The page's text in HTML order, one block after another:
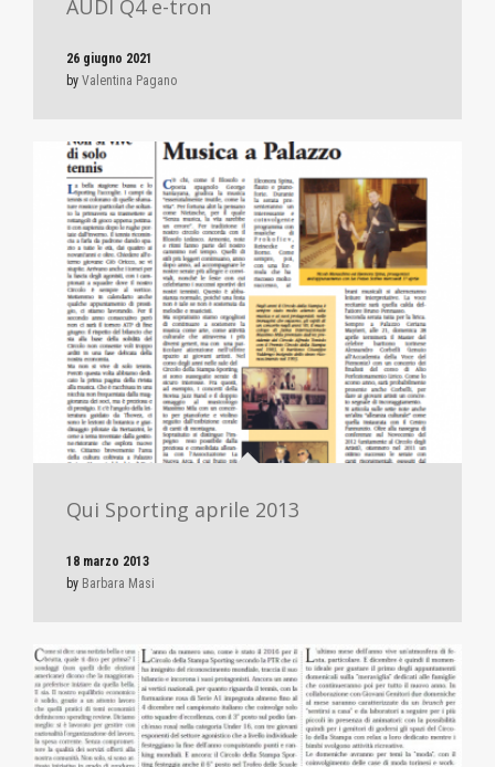
AUDI Q4 e-tron
26 giugno 2021
by Valentina Pagano
Qui Sporting aprile 2013
18 marzo 2013
by Barbara Masi